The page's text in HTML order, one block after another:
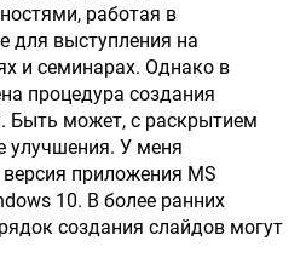
работая в
для выступления на
и семинарах. Однако в
процедура создания
Быть может, с раскрытием
улучшения. У меня
приложения MS
10. В более ранних
создания слайдов могут